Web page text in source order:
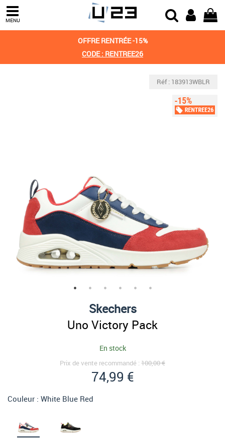
MENU
OFFRE RENTRÉE -15%
CODE : RENTREE26
Réf : 183913WBLR
Skechers
Uno Victory Pack
En stock
Prix de vente recommandé : 100,00 €
74,99 €
Couleur : White Blue Red